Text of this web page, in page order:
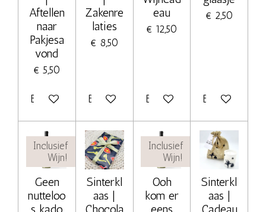
Aftellen
naar
Pakjesa
vond
€ 5,50
Bekijk details
Zakenre
laties
€ 8,50
Bekijk details
eau
€ 12,50
Bekijk details
€ 2,50
Bekijk details
Inclusief
Wijn!
Geen
nutteloo
s kado
Sinterkl
aas |
Chocola
Inclusief
Wijn!
Ooh
kom er
eens
Sinterkl
aas |
Cadeau